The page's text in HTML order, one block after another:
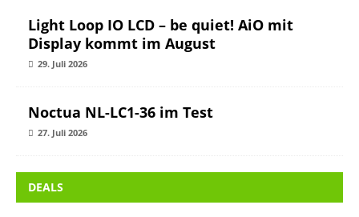
Light Loop IO LCD – be quiet! AiO mit
Display kommt im August
29. Juli 2026
Noctua NL-LC1-36 im Test
27. Juli 2026
DEALS